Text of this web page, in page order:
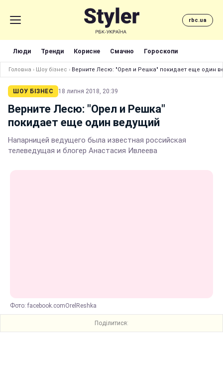
rbc.ua
Люди Тренди Корисне Смачно Гороскопи
Головна › Шоу бізнес › Верните Лесю: "Орел и Решка" покидает еще один
ШОУ БІЗНЕС 18 липня 2018, 20:39
Верните Лесю: "Орел и Решка"
покидает еще один ведущий
Напарницей ведущего была известная российская
телеведущая и блогер Анастасия Ивлеева
Фото: facebook.comOrelReshka
Поділитися: